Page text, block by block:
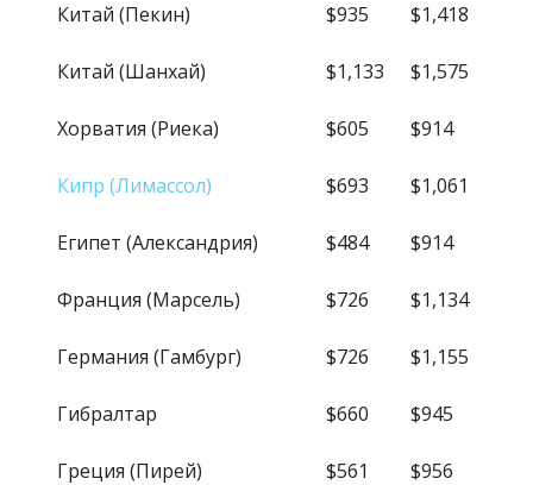
Китай (Пекин) $935 $1,418
Китай (Шанхай) $1,133 $1,575
Хорватия (Риека) $605 $914
Кипр (Лимассол) $693 $1,061
Египет (Александрия) $484 $914
Франция (Марсель) $726 $1,134
Германия (Гамбург) $726 $1,155
Гибралтар $660 $945
Греция (Пирей) $561 $956